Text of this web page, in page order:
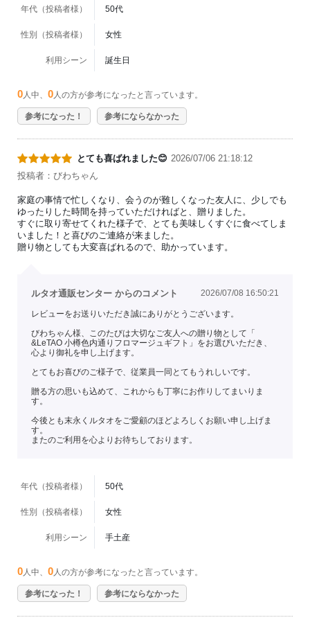
年代（投稿者様） 50代
性別（投稿者様） 女性
利用シーン 誕生日
0 人中、 0 人の方が参考になったと言っています。
参考になった！ 参考にならなかった
とても喜ばれました😊 2026/07/06 21:18:12
投稿者：びわちゃん
家庭の事情で忙しくなり、会うのが難しくなった友人に、少しでも
ゆったりした時間を持っていただければと、贈りました。
すぐに取り寄せてくれた様子で、とても美味しくすぐに食べてしま
いました！と喜びのご連絡が来ました。
贈り物としても大変喜ばれるので、助かっています。
ルタオ通販センター からのコメント 2026/07/08 16:50:21
レビューをお送りいただき誠にありがとうございます。
びわちゃん様、このたびは大切なご友人への贈り物として「
&LeTAO 小樽色内通りフロマージュギフト」をお選びいただき、
心より御礼を申し上げます。
とてもお喜びのご様子で、従業員一同とてもうれしいです。
贈る方の思いも込めて、これからも丁寧にお作りしてまいりま
す。
今後とも末永くルタオをご愛顧のほどよろしくお願い申し上げま
す。
またのご利用を心よりお待ちしております。
年代（投稿者様） 50代
性別（投稿者様） 女性
利用シーン 手土産
0 人中、 0 人の方が参考になったと言っています。
参考になった！ 参考にならなかった